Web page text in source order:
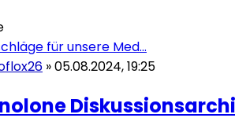
für unsere Med…
»05.08.2024, 19:25